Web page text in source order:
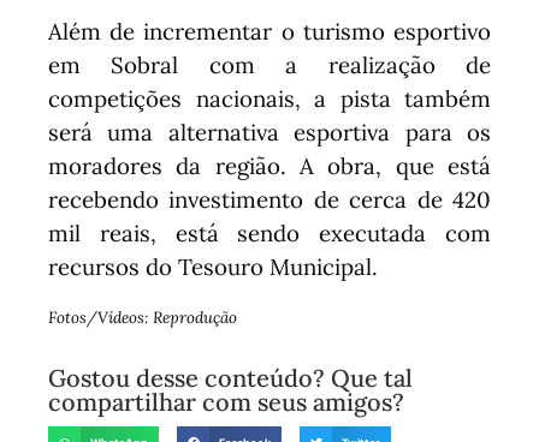
Além de incrementar o turismo esportivo
em Sobral com a realização de
competições nacionais, a pista também
será uma alternativa esportiva para os
moradores da região. A obra, que está
recebendo investimento de cerca de 420
mil reais, está sendo executada com
recursos do Tesouro Municipal.
Fotos/Vídeos: Reprodução
Gostou desse conteúdo? Que tal
compartilhar com seus amigos?